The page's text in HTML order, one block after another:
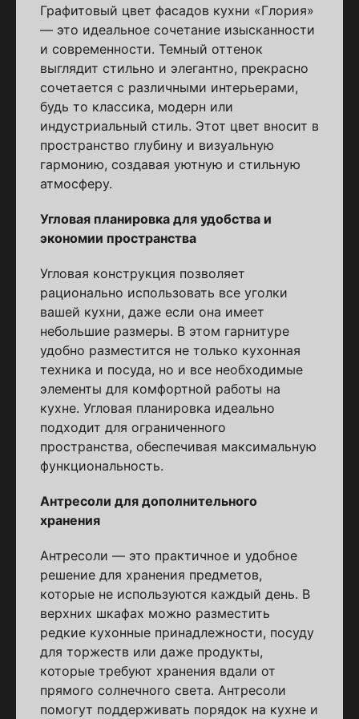
Графитовый цвет фасадов кухни «Глория»
— это идеальное сочетание изысканности
и современности. Темный оттенок
выглядит стильно и элегантно, прекрасно
сочетается с различными интерьерами,
будь то классика, модерн или
индустриальный стиль. Этот цвет вносит в
пространство глубину и визуальную
гармонию, создавая уютную и стильную
атмосферу.
Угловая планировка для удобства и
экономии пространства
Угловая конструкция позволяет
рационально использовать все уголки
вашей кухни, даже если она имеет
небольшие размеры. В этом гарнитуре
удобно разместится не только кухонная
техника и посуда, но и все необходимые
элементы для комфортной работы на
кухне. Угловая планировка идеально
подходит для ограниченного
пространства, обеспечивая максимальную
функциональность.
Антресоли для дополнительного
хранения
Антресоли — это практичное и удобное
решение для хранения предметов,
которые не используются каждый день. В
верхних шкафах можно разместить
редкие кухонные принадлежности, посуду
для торжеств или даже продукты,
которые требуют хранения вдали от
прямого солнечного света. Антресоли
помогут поддерживать порядок на кухне и